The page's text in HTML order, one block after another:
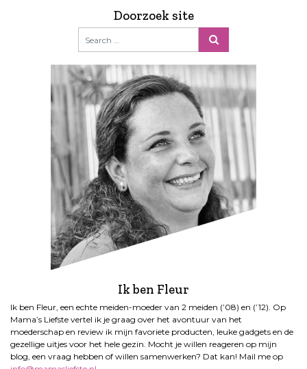
Doorzoek site
Ik ben Fleur
Ik ben Fleur, een echte meiden-moeder van 2 meiden (’08) en (’12). Op
Mama’s Liefste vertel ik je graag over het avontuur van het
moederschap en review ik mijn favoriete producten, leuke gadgets en de
gezellige uitjes voor het hele gezin. Mocht je willen reageren op mijn
blog, een vraag hebben of willen samenwerken? Dat kan! Mail me op